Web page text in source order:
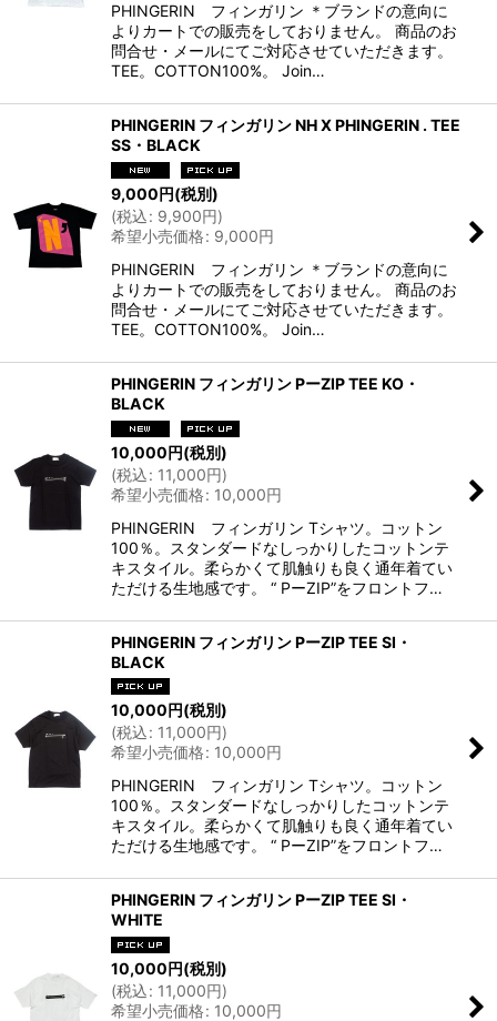
PHINGERIN フィンガリン ＊ブランドの意向に
よりカートでの販売をしておりません。 商品のお
問合せ・メールにてご対応させていただきます。
TEE。COTTON100%。 Join…
PHINGERIN フィンガリン NH X PHINGERIN . TEE
SS・BLACK
9,000円(税別)
(税込: 9,900円)
希望小売価格: 9,000円
PHINGERIN フィンガリン ＊ブランドの意向に
よりカートでの販売をしておりません。 商品のお
問合せ・メールにてご対応させていただきます。
TEE。COTTON100%。 Join…
PHINGERIN フィンガリン PーZIP TEE KO・
BLACK
10,000円(税別)
(税込: 11,000円)
希望小売価格: 10,000円
PHINGERIN フィンガリン Tシャツ。コットン
100％。スタンダードなしっかりしたコットンテ
キスタイル。柔らかくて肌触りも良く通年着てい
ただける生地感です。 “ PーZIP”をフロントフ…
PHINGERIN フィンガリン PーZIP TEE SI・
BLACK
10,000円(税別)
(税込: 11,000円)
希望小売価格: 10,000円
PHINGERIN フィンガリン Tシャツ。コットン
100％。スタンダードなしっかりしたコットンテ
キスタイル。柔らかくて肌触りも良く通年着てい
ただける生地感です。 “ PーZIP”をフロントフ…
PHINGERIN フィンガリン PーZIP TEE SI・
WHITE
10,000円(税別)
(税込: 11,000円)
希望小売価格: 10,000円